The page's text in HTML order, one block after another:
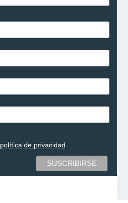
política de privacidad